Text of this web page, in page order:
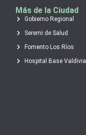
Más de la Ciudad
Gobierno Regional
Seremi de Salud
Fomento Los Ríos
Hospital Base Valdivia